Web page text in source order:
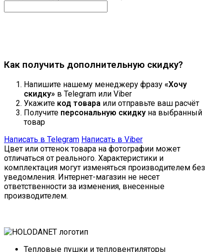
Как получить дополнительную скидку?
Напишите нашему менеджеру фразу «Хочу
скидку» в Telegram или Viber
Укажите код товара или отправьте ваш расчёт
Получите персональную скидку на выбранный
товар
Написать в Telegram Написать в Viber
Цвет или оттенок товара на фотографии может
отличаться от реального. Характеристики и
комплектация могут изменяться производителем без
уведомления. Интернет-магазин не несет
ответственности за изменения, внесенные
производителем.
Тепловые пушки и тепловентиляторы